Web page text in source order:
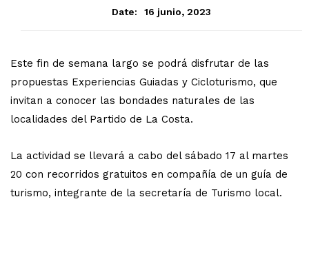
Date:
16 junio, 2023
Este fin de semana largo se podrá disfrutar de las
propuestas Experiencias Guiadas y Cicloturismo, que
invitan a conocer las bondades naturales de las
localidades del Partido de La Costa.
La actividad se llevará a cabo del sábado 17 al martes
20 con recorridos gratuitos en compañía de un guía de
turismo, integrante de la secretaría de Turismo local.